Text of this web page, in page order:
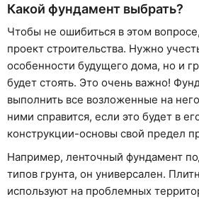
Какой фундамент выбрать?
Чтобы не ошибиться в этом
проект строительства. Нужно
особенности будущего дома, но и
будет стоять. Это очень важно!
выполнить все возложенные на
ними справится, если это будет в
конструкции-основы свой предел
Например, ленточный фундамент
типов грунта, он универсален.
используют на проблемных